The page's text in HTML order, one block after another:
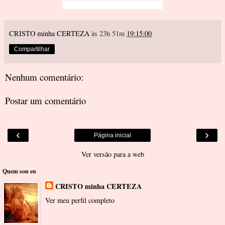
CRISTO minha CERTEZA às 23h 51m 19:15:00
Compartilhar
Nenhum comentário:
Postar um comentário
‹ ›
Página inicial
Ver versão para a web
Quem sou eu
CRISTO minha CERTEZA
Ver meu perfil completo